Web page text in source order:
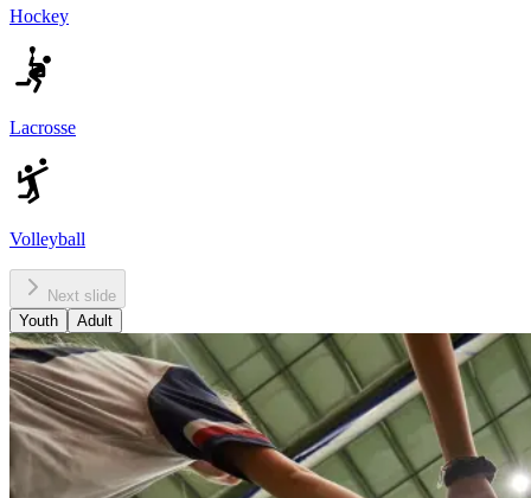
Hockey​​​​‌ ‍ ​‍​‍‌‍ ‌ ​‍‌‍‍‌‌‍‌ ‌‍‍‌‌‍ ‍​‍​‍​ ‍‍​‍​‍‌ ​ ‌‍​‌‌‍ ‍‌‍‍‌‌ ‌​‌ ‍‌​‍ ‍‌‍‍‌‌‍ ​‍​‍​‍ ​​‍​‍‌‍‍​‌ ​‍‌‍‌‌‌‍‌‍​‍​‍​ ‍‍​‍​‍‌‍‍​‌ ‌​‌ ‌​‌ ​​‌ ​ ​ ‍‍​‍ ​‍ ‌‍​ ‌‍‍​‌‍‌‌‌‍ ​‌ ​ ‌‍‌‌‌‍​‌‌ ​​‌‍‍‌‌‍‌‌‌ ​‍‌ ​ ​‍ ‍‌ ​ ‌‍​‌‌‍ ‍‌‍‍‌‌ ‌​‌ ‍‌​‍ ‍‌ ​ ‌ ‌​‌ ‌‌‌‍‌​‌‍‍‌‌‍ ​‍ ‌‍‍‌‌‍ ‍‌ ‌​‌‍‌‌‌‍ ‍‌ ‌​​‍ ‌‍‌‌‌‍‌​‌‍‍‌‌ ‌​​‍ ‌‍ ‌‌‍ ‌‍‌​‌‍‌‌​ ‌‌ ​​‌ ​‍‌‍‌‌‌ ​ ‌‍‌‌‌‍ ‍‌ ‌​‌‍​‌‌ ‌​‌‍‍‌‌‍ ‌‍ ‍​ ‍ ‌‍‍‌‌‍‌​​ ‌‌‍ ​‌‍‌‌‌‍​‌‌‍‌ ‌ ‌‌‌‍‌‌‌​‍‌‌‍ ‍‌‍‌​‌‍‌‌‌ ‍​​‍ ‌​ ​‍‌‍​‌​ ‍​​ ‌ ​ ​​​ ‌​​ ​ ​ ‌‍​‍ ‌​ ​‍​ ‌‍​ ‌‍‌‍‌​​‍ ‌​ ‌​‌‍‌‌​ ‍​​ ​​​‍ ‌​ ‍‌​ ‌‍​ ‌‌‌‍‌​​‍ ‌‌‍‌‍​ ‍‌​ ​‍‌‍​‍‌‍‌‍‌‍‌​‌‍‌‌​ ‌ ​ ‍‌​ ‌​‌‍​ ‌‍​ ​ ‍ ‌ ‌​‌ ‍‌‌ ​​‌‍‌‌​ ‌‌‍ ​‌‍‌‌‌‍​‌‌‍‌ ‌ ‌‌‌‍‌‌‌​‍‌‌‍ ‍‌‍‌​‌‍‌‌‌ ‍​​ ‍ ‌ ​​‌‍​‌‌ ‌​‌‍‍​​ ‌‌‍ ​‌‍‌‌‌‍​‌‌‍‌ ‌ ‌‌‌‍‌‌‌​ ‍‌‍​‌‌ ‌‍‌‍‍‌‌‍‌ ‌‍​‌‌ ‌​‌‍‍‌‌‍ ‌‍ ‍​‍‌‌​ ‌‌‌​​‍‌‌ ‌‍‍ ‌‍‌‌‌ ‍‌​‍‌‌​ ​ ‌​‌​​‍‌‌​ ​ ‌​‌​​‍‌‌​ ​‍​ ​‍​ ‌ ‌‍​ ​ ‌‌​ ​‌​ ‌‌​ ‌​​ ‍​​ ‍​​ ‍​​ ‍​‌‍‌‌‌‍​‌​‍‌‌​ ​‍​ ​‍​‍‌‌​ ‌‌‌​‌​​‍ ‍‌ ‌​‌‍‍‌‌ ‌​‌‍ ​‌‍‌‌​ ‌‍​‍‌‍​‌‌ ​ ‌‍‌‌‌‌‌‌‌ ​‍‌‍ ​​ ‌‌‍‍​‌ ‌​‌ ‌​‌ ​​‌ ​ ​‍‌‌​ ​ ‌​​‌​‍‌‌​ ​‍‌​‌‍​‍‌‌​ ​‍‌​‌‍‌‍​ ‌‍‍​‌‍‌‌‌‍ ​‌ ​ ‌‍‌‌‌‍​‌‌ ​​‌‍‍‌‌‍‌‌‌ ​‍‌ ​ ​‍ ‍‌ ​ ‌‍​‌‌‍ ‍‌‍‍‌‌ ‌​‌ ‍‌​‍ ‍‌ ​ ‌ ‌​‌ ‌‌‌‍‌​‌‍‍‌‌‍ ​‍‌‍‌‍‍‌‌‍‌​​ ‌‌‍ ​‌‍‌‌‌‍​‌‌‍‌ ‌ ‌‌‌‍‌‌‌​‍‌‌‍ ‍‌‍‌​‌‍‌‌‌ ‍​​‍ ‌​ ​‍‌‍​‌​ ‍​​ ‌ ​ ​​​ ‌​​ ​ ​ ‌‍​‍ ‌​ ​‍​ ‌‍​ ‌‍‌‍‌​​‍ ‌​ ‌​‌‍‌‌​ ‍​​ ​​​‍ ‌​ ‍‌​ ‌‍​ ‌‌‌‍‌​​‍ ‌‌‍‌‍​ ‍‌​ ​‍‌‍​‍‌‍‌‍‌‍‌​‌‍‌‌​ ‌ ​ ‍‌​ ‌​‌‍​ ‌‍​ ​‍‌‍‌ ‌​‌ ‍‌‌ ​​‌‍‌‌​ ‌‌‍ ​‌‍‌‌‌‍​‌‌‍‌ ‌ ‌‌‌‍‌‌‌​‍‌‌‍ ‍‌‍‌​‌‍‌‌‌ ‍​​‍‌‍‌ ​​‌‍​‌‌ ‌​‌‍‍​​ ‌‌‍ ​‌‍‌‌‌‍​‌‌‍‌ ‌ ‌‌‌‍‌‌‌​ ‍‌‍​‌‌ ‌‍‌‍‍‌‌‍‌ ‌‍​‌‌ ‌​‌‍‍‌‌‍ ‌‍ ‍​‍‌‌​ ‌‌‌​​‍‌‌ ‌‍‍ ‌‍‌‌‌ ‍‌​‍‌‌​ ​ ‌​‌​​‍‌‌​ ​ ‌​‌​​‍‌‌​ ​‍​ ​‍​ ‌ ‌‍​ ​ ‌‌​ ​‌​ ‌‌​ ‌​​ ‍​​ ‍​​ ‍​​ ‍​‌‍‌‌‌‍​‌​‍‌‌​ ​‍​ ​‍​‍‌‌​ ‌‌‌​‌​​‍ ‍‌ ‌​‌‍‍‌‌ ‌​‌‍ ​‌‍‌‌​‍‌‍‌ ​​‌‍‌‌‌ ​‍‌ ​ ‌ ​​‌‍‌‌‌‍​ ‌ ‌​‌‍‍‌‌ ‌‍‌‍‌‌​ ‌‌ ​​‌ ‌‌‌‍​‍‌‍ ​‌‍‍‌‌ ​ ‌‍‍​‌‍‌‌‌‍‌​​‍​‍‌ ‌
Lacrosse​​​​‌ ‍ ​‍​‍‌‍ ‌ ​‍‌‍‍‌‌‍‌ ‌‍‍‌‌‍ ‍​‍​‍​ ‍‍​‍​‍‌ ​ ‌‍​‌‌‍ ‍‌‍‍‌‌ ‌​‌ ‍‌​‍ ‍‌‍‍‌‌‍ ​‍​‍​‍ ​​‍​‍‌‍‍​‌ ​‍‌‍‌‌‌‍‌‍​‍​‍​ ‍‍​‍​‍‌‍‍​‌ ‌​‌ ‌​‌ ​​‌ ​ ​ ‍‍​‍ ​‍ ‌‍​ ‌‍‍​‌‍‌‌‌‍ ​‌ ​ ‌‍‌‌‌‍​‌‌ ​​‌‍‍‌‌‍‌‌‌ ​‍‌ ​ ​‍ ‍‌ ​ ‌‍​‌‌‍ ‍‌‍‍‌‌ ‌​‌ ‍‌​‍ ‍‌ ​ ‌ ‌​‌ ‌‌‌‍‌​‌‍‍‌‌‍ ​‍ ‌‍‍‌‌‍ ‍‌ ‌​‌‍‌‌‌‍ ‍‌ ‌​​‍ ‌‍‌‌‌‍‌​‌‍‍‌‌ ‌​​‍ ‌‍ ‌‌‍ ‌‍‌​‌‍‌‌​ ‌‌ ​​‌ ​‍‌‍‌‌‌ ​ ‌‍‌‌‌‍ ‍‌ ‌​‌‍​‌‌ ‌​‌‍‍‌‌‍ ‌‍ ‍​ ‍ ‌‍‍‌‌‍‌​​ ‌‌‍ ​‌‍‌‌‌‍​‌‌‍‌ ‌ ‌‌‌‍‌‌‌​‍‌‌‍ ‍‌‍‌​‌‍‌‌‌ ‍​​‍ ‌​ ​‍‌‍​‌​ ‍​​ ‌ ​ ​​​ ‌​​ ​ ​ ‌‍​‍ ‌​ ​‍​ ‌‍​ ‌‍‌‍‌​​‍ ‌​ ‌​‌‍‌‌​ ‍​​ ​​​‍ ‌​ ‍‌​ ‌‍​ ‌‌‌‍‌​​‍ ‌‌‍‌‍​ ‍‌​ ​‍‌‍​‍‌‍‌‍‌‍‌​‌‍‌‌​ ‌ ​ ‍‌​ ‌​‌‍​ ‌‍​ ​ ‍ ‌ ‌​‌ ‍‌‌ ​​‌‍‌‌​ ‌‌‍ ​‌‍‌‌‌‍​‌‌‍‌ ‌ ‌‌‌‍‌‌‌​‍‌‌‍ ‍‌‍‌​‌‍‌‌‌ ‍​​ ‍ ‌ ​​‌‍​‌‌ ‌​‌‍‍​​ ‌‌‍ ​‌‍‌‌‌‍​‌‌‍‌ ‌ ‌‌‌‍‌‌‌​ ‍‌‍​‌‌ ‌‍‌‍‍‌‌‍‌ ‌‍​‌‌ ‌​‌‍‍‌‌‍ ‌‍ ‍​‍‌‌​ ‌‌‌​​‍‌‌ ‌‍‍ ‌‍‌‌‌ ‍‌​‍‌‌​ ​ ‌​‌​​‍‌‌​ ​ ‌​‌​​‍‌‌​ ​‍​ ​‍​ ‌ ‌‍​‌‌‍‌‌​ ‌​‌‍‌‍‌‍​‍​ ‍‌​ ‌‍‌‍‌‍​ ​​​ ​​‌‍‌‌​‍‌‌​ ​‍​ ​‍​‍‌‌​ ‌‌‌​‌​​‍ ‍‌ ‌​‌‍‍‌‌ ‌​‌‍ ​‌‍‌‌​ ‌‍​‍‌‍​‌‌ ​ ‌‍‌‌‌‌‌‌‌ ​‍‌‍ ​​ ‌‌‍‍​‌ ‌​‌ ‌​‌ ​​‌ ​ ​‍‌‌​ ​ ‌​​‌​‍‌‌​ ​‍‌​‌‍​‍‌‌​ ​‍‌​‌‍‌‍​ ‌‍‍​‌‍‌‌‌‍ ​‌ ​ ‌‍‌‌‌‍​‌‌ ​​‌‍‍‌‌‍‌‌‌ ​‍‌ ​ ​‍ ‍‌ ​ ‌‍​‌‌‍ ‍‌‍‍‌‌ ‌​‌ ‍‌​‍ ‍‌ ​ ‌ ‌​‌ ‌‌‌‍‌​‌‍‍‌‌‍ ​‍‌‍‌‍‍‌‌‍‌​​ ‌‌‍ ​‌‍‌‌‌‍​‌‌‍‌ ‌ ‌‌‌‍‌‌‌​‍‌‌‍ ‍‌‍‌​‌‍‌‌‌ ‍​​‍ ‌​ ​‍‌‍​‌​ ‍​​ ‌ ​ ​​​ ‌​​ ​ ​ ‌‍​‍ ‌​ ​‍​ ‌‍​ ‌‍‌‍‌​​‍ ‌​ ‌​‌‍‌‌​ ‍​​ ​​​‍ ‌​ ‍‌​ ‌‍​ ‌‌‌‍‌​​‍ ‌‌‍‌‍​ ‍‌​ ​‍‌‍​‍‌‍‌‍‌‍‌​‌‍‌‌​ ‌ ​ ‍‌​ ‌​‌‍​ ‌‍​ ​‍‌‍‌ ‌​‌ ‍‌‌ ​​‌‍‌‌​ ‌‌‍ ​‌‍‌‌‌‍​‌‌‍‌ ‌ ‌‌‌‍‌‌‌​‍‌‌‍ ‍‌‍‌​‌‍‌‌‌ ‍​​‍‌‍‌ ​​‌‍​‌‌ ‌​‌‍‍​​ ‌‌‍ ​‌‍‌‌‌‍​‌‌‍‌ ‌ ‌‌‌‍‌‌‌​ ‍‌‍​‌‌ ‌‍‌‍‍‌‌‍‌ ‌‍​‌‌ ‌​‌‍‍‌‌‍ ‌‍ ‍​‍‌‌​ ‌‌‌​​‍‌‌ ‌‍‍ ‌‍‌‌‌ ‍‌​‍‌‌​ ​ ‌​‌​​‍‌‌​ ​ ‌​‌​​‍‌‌​ ​‍​ ​‍​ ‌ ‌‍​‌‌‍‌‌​ ‌​‌‍‌‍‌‍​‍​ ‍‌​ ‌‍‌‍‌‍​ ​​​ ​​‌‍‌‌​‍‌‌​ ​‍​ ​‍​‍‌‌​ ‌‌‌​‌​​‍ ‍‌ ‌​‌‍‍‌‌ ‌​‌‍ ​‌‍‌‌​‍‌‍‌ ​​‌‍‌‌‌ ​‍‌ ​ ‌ ​​‌‍‌‌‌‍​ ‌ ‌​‌‍‍‌‌ ‌‍‌‍‌‌​ ‌‌ ​​‌ ‌‌‌‍​‍‌‍ ​‌‍‍‌‌ ​ ‌‍‍​‌‍‌‌‌‍‌​​‍​‍‌ ‌
Volleyball​​​​‌ ‍ ​‍​‍‌‍ ‌ ​‍‌‍‍‌‌‍‌ ‌‍‍‌‌‍ ‍​‍​‍​ ‍‍​‍​‍‌ ​ ‌‍​‌‌‍ ‍‌‍‍‌‌ ‌​‌ ‍‌​‍ ‍‌‍‍‌‌‍ ​‍​‍​‍ ​​‍​‍‌‍‍​‌ ​‍‌‍‌‌‌‍‌‍​‍​‍​ ‍‍​‍​‍‌‍‍​‌ ‌​‌ ‌​‌ ​​‌ ​ ​ ‍‍​‍ ​‍ ‌‍​ ‌‍‍​‌‍‌‌‌‍ ​‌ ​ ‌‍‌‌‌‍​‌‌ ​​‌‍‍‌‌‍‌‌‌ ​‍‌ ​ ​‍ ‍‌ ​ ‌‍​‌‌‍ ‍‌‍‍‌‌ ‌​‌ ‍‌​‍ ‍‌ ​ ‌ ‌​‌ ‌‌‌‍‌​‌‍‍‌‌‍ ​‍ ‌‍‍‌‌‍ ‍‌ ‌​‌‍‌‌‌‍ ‍‌ ‌​​‍ ‌‍‌‌‌‍‌​‌‍‍‌‌ ‌​​‍ ‌‍ ‌‌‍ ‌‍‌​‌‍‌‌​ ‌‌ ​​‌ ​‍‌‍‌‌‌ ​ ‌‍‌‌‌‍ ‍‌ ‌​‌‍​‌‌ ‌​‌‍‍‌‌‍ ‌‍ ‍​ ‍ ‌‍‍‌‌‍‌​​ ‌‌‍ ​‌‍‌‌‌‍​‌‌‍‌ ‌ ‌‌‌‍‌‌‌​‍‌‌‍ ‍‌‍‌​‌‍‌‌‌ ‍​​‍ ‌​ ​‍‌‍​‌​ ‍​​ ‌ ​ ​​​ ‌​​ ​ ​ ‌‍​‍ ‌​ ​‍​ ‌‍​ ‌‍‌‍‌​​‍ ‌​ ‌​‌‍‌‌​ ‍​​ ​​​‍ ‌​ ‍‌​ ‌‍​ ‌‌‌‍‌​​‍ ‌‌‍‌‍​ ‍‌​ ​‍‌‍​‍‌‍‌‍‌‍‌​‌‍‌‌​ ‌ ​ ‍‌​ ‌​‌‍​ ‌‍​ ​ ‍ ‌ ‌​‌ ‍‌‌ ​​‌‍‌‌​ ‌‌‍ ​‌‍‌‌‌‍​‌‌‍‌ ‌ ‌‌‌‍‌‌‌​‍‌‌‍ ‍‌‍‌​‌‍‌‌‌ ‍​​ ‍ ‌ ​​‌‍​‌‌ ‌​‌‍‍​​ ‌‌‍ ​‌‍‌‌‌‍​‌‌‍‌ ‌ ‌‌‌‍‌‌‌​ ‍‌‍​‌‌ ‌‍‌‍‍‌‌‍‌ ‌‍​‌‌ ‌​‌‍‍‌‌‍ ‌‍ ‍​‍‌‌​ ‌‌‌​​‍‌‌ ‌‍‍ ‌‍‌‌‌ ‍‌​‍‌‌​ ​ ‌​‌​​‍‌‌​ ​ ‌​‌​​‍‌‌​ ​‍​ ​‍‌‍‌‍​ ​‍​ ‍​​ ‌‍​ ‌ ‌‍​ ​ ‌​‌‍​ ​ ‌‌‌‍‌​​ ‌‌​ ‍​​‍‌‌​ ​‍​ ​‍​‍‌‌​ ‌‌‌​‌​​‍ ‍‌ ‌​‌‍‍‌‌ ‌​‌‍ ​‌‍‌‌​ ‌‍​‍‌‍​‌‌ ​ ‌‍‌‌‌‌‌‌‌ ​‍‌‍ ​​ ‌‌‍‍​‌ ‌​‌ ‌​‌ ​​‌ ​ ​‍‌‌​ ​ ‌​​‌​‍‌‌​ ​‍‌​‌‍​‍‌‌​ ​‍‌​‌‍‌‍​ ‌‍‍​‌‍‌‌‌‍ ​‌ ​ ‌‍‌‌‌‍​‌‌ ​​‌‍‍‌‌‍‌‌‌ ​‍‌ ​ ​‍ ‍‌ ​ ‌‍​‌‌‍ ‍‌‍‍‌‌ ‌​‌ ‍‌​‍ ‍‌ ​ ‌ ‌​‌ ‌‌‌‍‌​‌‍‍‌‌‍ ​‍‌‍‌‍‍‌‌‍‌​​ ‌‌‍ ​‌‍‌‌‌‍​‌‌‍‌ ‌ ‌‌‌‍‌‌‌​‍‌‌‍ ‍‌‍‌​‌‍‌‌‌ ‍​​‍ ‌​ ​‍‌‍​‌​ ‍​​ ‌ ​ ​​​ ‌​​ ​ ​ ‌‍​‍ ‌​ ​‍​ ‌‍​ ‌‍‌‍‌​​‍ ‌​ ‌​‌‍‌‌​ ‍​​ ​​​‍ ‌​ ‍‌​ ‌‍​ ‌‌‌‍‌​​‍ ‌‌‍‌‍​ ‍‌​ ​‍‌‍​‍‌‍‌‍‌‍‌​‌‍‌‌​ ‌ ​ ‍‌​ ‌​‌‍​ ‌‍​ ​‍‌‍‌ ‌​‌ ‍‌‌ ​​‌‍‌‌​ ‌‌‍ ​‌‍‌‌‌‍​‌‌‍‌ ‌ ‌‌‌‍‌‌‌​‍‌‌‍ ‍‌‍‌​‌‍‌‌‌ ‍​​‍‌‍‌ ​​‌‍​‌‌ ‌​‌‍‍​​ ‌‌‍ ​‌‍‌‌‌‍​‌‌‍‌ ‌ ‌‌‌‍‌‌‌​ ‍‌‍​‌‌ ‌‍‌‍‍‌‌‍‌ ‌‍​‌‌ ‌​‌‍‍‌‌‍ ‌‍ ‍​‍‌‌​ ‌‌‌​​‍‌‌ ‌‍‍ ‌‍‌‌‌ ‍‌​‍‌‌​ ​ ‌​‌​​‍‌‌​ ​ ‌​‌​​‍‌‌​ ​‍​ ​‍‌‍‌‍​ ​‍​ ‍​​ ‌‍​ ‌ ‌‍​ ​ ‌​‌‍​ ​ ‌‌‌‍‌​​ ‌‌​ ‍​​‍‌‌​ ​‍​ ​‍​‍‌‌​ ‌‌‌​‌​​‍ ‍‌ ‌​‌‍‍‌‌ ‌​‌‍ ​‌‍‌‌​‍‌‍‌ ​​‌‍‌‌‌ ​‍‌ ​ ‌ ​​‌‍‌‌‌‍​ ‌ ‌​‌‍‍‌‌ ‌‍‌‍‌‌​ ‌‌ ​​‌ ‌‌‌‍​‍‌‍ ​‌‍‍‌‌ ​ ‌‍‍​‌‍‌‌‌‍‌​​‍​‍‌ ‌
Next slide
Youth​​​​‌ ‍ ​‍​‍‌‍ ‌ ​‍‌‍‍‌‌‍‌ ‌‍‍‌‌‍ ‍​‍​‍​ ‍‍​‍​‍‌ ​ ‌‍​‌‌‍ ‍‌‍‍‌‌ ‌​‌ ‍‌​‍ ‍‌‍‍‌‌‍ ​‍​‍​‍ ​​‍​‍‌‍‍​‌ ​‍‌‍‌‌‌‍‌‍​‍​‍​ ‍‍​‍​‍‌‍‍​‌ ‌​‌ ‌​‌ ​​‌ ​ ​ ‍‍​‍ ​‍ ‌‍​ ‌‍‍​‌‍‌‌‌‍ ​‌ ​ ‌‍‌‌‌‍​‌‌ ​​‌‍‍‌‌‍‌‌‌ ​‍‌ ​ ​‍ ‍‌ ​ ‌‍​‌‌‍ ‍‌‍‍‌‌ ‌​‌ ‍‌​‍ ‍‌ ​ ‌ ‌​‌ ‌‌‌‍‌​‌‍‍‌‌‍ ​‍ ‌‍‍‌‌‍ ‍‌ ‌​‌‍‌‌‌‍ ‍‌ ‌​​‍ ‌‍‌‌‌‍‌​‌‍‍‌‌ ‌​​‍ ‌‍ ‌‌‍ ‌‍‌​‌‍‌‌​ ‌‌ ​​‌ ​‍‌‍‌‌‌ ​ ‌‍‌‌‌‍ ‍‌ ‌​‌‍​‌‌ ‌​‌‍‍‌‌‍ ‌‍ ‍​ ‍ ‌‍‍‌‌‍‌​​ ‌​ ‌‌​ ​‌‌‍‌​​ ‌‍​ ​‍​ ​​‌‍​‍​ ​‍​‍ ‌​ ‍‌​ ​​‌‍‌‍‌‍‌​​‍ ‌​ ‌​‌‍‌‍‌‍‌​‌‍​‍​‍ ‌​ ‍‌​ ‍‌‌‍‌​​ ​‍​‍ ‌​ ‌‍‌‍‌‍​ ‌ ​ ​ ‌‍​ ​ ​​​ ‍​​ ‌ ‌‍‌‌​ ‌‍​ ​​​ ​​​ ‍ ‌ ‌​‌ ‍‌‌ ​​‌‍‌‌​ ‌‌‍ ​‌‍‌‌‌‍​‌‌‍‌ ‌ ‌‌‌‍‌‌​ ‍ ‌ ​​‌‍​‌‌ ‌​‌‍‍​​ ‌‌ ‌​‌‍‍‌‌ ‌​‌‍ ​‌‍‌‌​ ‌‍​‍‌‍​‌‌ ​ ‌‍‌‌‌‌‌‌‌ ​‍‌‍ ​​ ‌‌‍‍​‌ ‌​‌ ‌​‌ ​​‌ ​ ​‍‌‌​ ​ ‌​​‌​‍‌‌​ ​‍‌​‌‍​‍‌‌​ ​‍‌​‌‍‌‍​ ‌‍‍​‌‍‌‌‌‍ ​‌ ​ ‌‍‌‌‌‍​‌‌ ​​‌‍‍‌‌‍‌‌‌ ​‍‌ ​ ​‍ ‍‌ ​ ‌‍​‌‌‍ ‍‌‍‍‌‌ ‌​‌ ‍‌​‍ ‍‌ ​ ‌ ‌​‌ ‌‌‌‍‌​‌‍‍‌‌‍ ​‍‌‍‌‍‍‌‌‍‌​​ ‌​ ‌‌​ ​‌‌‍‌​​ ‌‍​ ​‍​ ​​‌‍​‍​ ​‍​‍ ‌​ ‍‌​ ​​‌‍‌‍‌‍‌​​‍ ‌​ ‌​‌‍‌‍‌‍‌​‌‍​‍​‍ ‌​ ‍‌​ ‍‌‌‍‌​​ ​‍​‍ ‌​ ‌‍‌‍‌‍​ ‌ ​ ​ ‌‍​ ​ ​​​ ‍​​ ‌ ‌‍‌‌​ ‌‍​ ​​​ ​​​‍‌‍‌ ‌​‌ ‍‌‌ ​​‌‍‌‌​ ‌‌‍ ​‌‍‌‌‌‍​‌‌‍‌ ‌ ‌‌‌‍‌‌​‍‌‍‌ ​​‌‍​‌‌ ‌​‌‍‍​​ ‌‌ ‌​‌‍‍‌‌ ‌​‌‍ ​‌‍‌‌​‍‌‍‌ ​​‌‍‌‌‌ ​‍‌ ​ ‌ ​​‌‍‌‌‌‍​ ‌ ‌​‌‍‍‌‌ ‌‍‌‍‌‌​ ‌‌ ​​‌ ‌‌‌‍​‍‌‍ ​‌‍‍‌‌ ​ ‌‍‍​‌‍‌‌‌‍‌​​‍​‍‌ ‌
Adult​​​​‌ ‍ ​‍​‍‌‍ ‌ ​‍‌‍‍‌‌‍‌ ‌‍‍‌‌‍ ‍​‍​‍​ ‍‍​‍​‍‌ ​ ‌‍​‌‌‍ ‍‌‍‍‌‌ ‌​‌ ‍‌​‍ ‍‌‍‍‌‌‍ ​‍​‍​‍ ​​‍​‍‌‍‍​‌ ​‍‌‍‌‌‌‍‌‍​‍​‍​ ‍‍​‍​‍‌‍‍​‌ ‌​‌ ‌​‌ ​​‌ ​ ​ ‍‍​‍ ​‍ ‌‍​ ‌‍‍​‌‍‌‌‌‍ ​‌ ​ ‌‍‌‌‌‍​‌‌ ​​‌‍‍‌‌‍‌‌‌ ​‍‌ ​ ​‍ ‍‌ ​ ‌‍​‌‌‍ ‍‌‍‍‌‌ ‌​‌ ‍‌​‍ ‍‌ ​ ‌ ‌​‌ ‌‌‌‍‌​‌‍‍‌‌‍ ​‍ ‌‍‍‌‌‍ ‍‌ ‌​‌‍‌‌‌‍ ‍‌ ‌​​‍ ‌‍‌‌‌‍‌​‌‍‍‌‌ ‌​​‍ ‌‍ ‌‌‍ ‌‍‌​‌‍‌‌​ ‌‌ ​​‌ ​‍‌‍‌‌‌ ​ ‌‍‌‌‌‍ ‍‌ ‌​‌‍​‌‌ ‌​‌‍‍‌‌‍ ‌‍ ‍​ ‍ ‌‍‍‌‌‍‌​​ ‌​ ​​‌‍​‌​ ‍​​ ‍‌​ ​ ​ ​‌‌‍‌‍​ ​‌​‍ ‌​ ‌‍​ ​‌​ ‌​​ ‌ ​‍ ‌​ ‌​‌‍‌‌​ ‌ ​ ‌‌​‍ ‌‌‍​‌​ ‌ ​ ‍​​ ‌‌​‍ ‌​ ​‍‌‍​‌​ ‌​‌‍‌‍​ ​‌​ ‍​​ ‌​​ ‍‌​ ‌‍​ ​​​ ‍​​ ‌‌​ ‍ ‌ ‌​‌ ‍‌‌ ​​‌‍‌‌​ ‌‌‍ ​‌‍‌‌‌‍​‌‌‍‌ ‌ ‌‌‌‍‌‌​ ‍ ‌ ​​‌‍​‌‌ ‌​‌‍‍​​ ‌‌ ‌​‌‍‍‌‌ ‌​‌‍ ​‌‍‌‌​ ‌‍​‍‌‍​‌‌ ​ ‌‍‌‌‌‌‌‌‌ ​‍‌‍ ​​ ‌‌‍‍​‌ ‌​‌ ‌​‌ ​​‌ ​ ​‍‌‌​ ​ ‌​​‌​‍‌‌​ ​‍‌​‌‍​‍‌‌​ ​‍‌​‌‍‌‍​ ‌‍‍​‌‍‌‌‌‍ ​‌ ​ ‌‍‌‌‌‍​‌‌ ​​‌‍‍‌‌‍‌‌‌ ​‍‌ ​ ​‍ ‍‌ ​ ‌‍​‌‌‍ ‍‌‍‍‌‌ ‌​‌ ‍‌​‍ ‍‌ ​ ‌ ‌​‌ ‌‌‌‍‌​‌‍‍‌‌‍ ​‍‌‍‌‍‍‌‌‍‌​​ ‌​ ​​‌‍​‌​ ‍​​ ‍‌​ ​ ​ ​‌‌‍‌‍​ ​‌​‍ ‌​ ‌‍​ ​‌​ ‌​​ ‌ ​‍ ‌​ ‌​‌‍‌‌​ ‌ ​ ‌‌​‍ ‌‌‍​‌​ ‌ ​ ‍​​ ‌‌​‍ ‌​ ​‍‌‍​‌​ ‌​‌‍‌‍​ ​‌​ ‍​​ ‌​​ ‍‌​ ‌‍​ ​​​ ‍​​ ‌‌​‍‌‍‌ ‌​‌ ‍‌‌ ​​‌‍‌‌​ ‌‌‍ ​‌‍‌‌‌‍​‌‌‍‌ ‌ ‌‌‌‍‌‌​‍‌‍‌ ​​‌‍​‌‌ ‌​‌‍‍​​ ‌‌ ‌​‌‍‍‌‌ ‌​‌‍ ​‌‍‌‌​‍‌‍‌ ​​‌‍‌‌‌ ​‍‌ ​ ‌ ​​‌‍‌‌‌‍​ ‌ ‌​‌‍‍‌‌ ‌‍‌‍‌‌​ ‌‌ ​​‌ ‌‌‌‍​‍‌‍ ​‌‍‍‌‌ ​ ‌‍‍​‌‍‌‌‌‍‌​​‍​‍‌ ‌